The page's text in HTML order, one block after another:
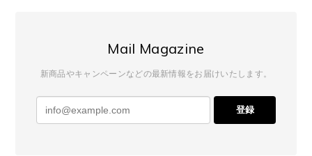
Mail Magazine
新商品やキャンペーンなどの最新情報をお届けいたします。
登録